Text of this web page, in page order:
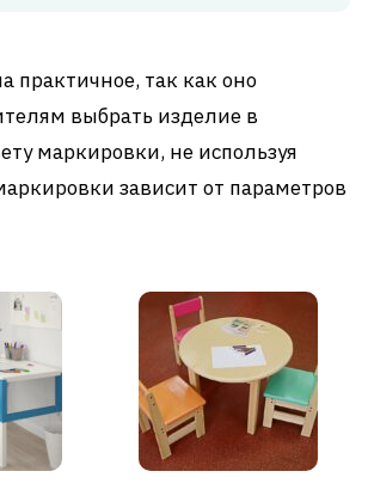
практичное, так как оно
выбрать изделие в
маркировки, не используя
зависит от параметров